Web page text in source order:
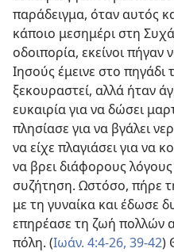
παράδειγμα, όταν αυτός
κάποιο μεσημέρι στη
οδοιπορία, εκείνοι
Ιησούς έμεινε στο πηγάδι
ξεκουραστεί, αλλά ήταν
ευκαιρία για να δώσει
πλησίασε για να βγάλει
να είχε πλαγιάσει για να
να βρει διάφορους
συζήτηση. Ωστόσο, πήρε
με τη γυναίκα και έδωσε
επηρέασε τη ζωή πολλών
πόλη. (Ιωάν. 4:4-26, 39-42)